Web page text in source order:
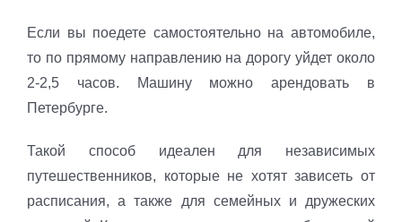
Если вы поедете самостоятельно на автомобиле,
то по прямому направлению на дорогу уйдет около
2-2,5 часов. Машину можно арендовать в
Петербурге.
Такой способ идеален для независимых
путешественников, которые не хотят зависеть от
расписания, а также для семейных и дружеских